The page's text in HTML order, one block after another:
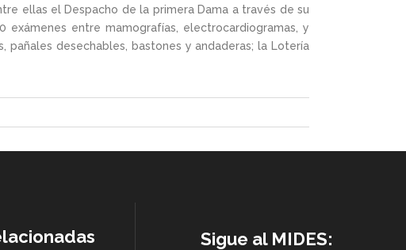
ellas el Despacho de la primera Dama a través de su
entre mamografías, electrocardiogramas, y
pañales desechables, bastones y andaderas; la Lotería
Sigue al MIDES: